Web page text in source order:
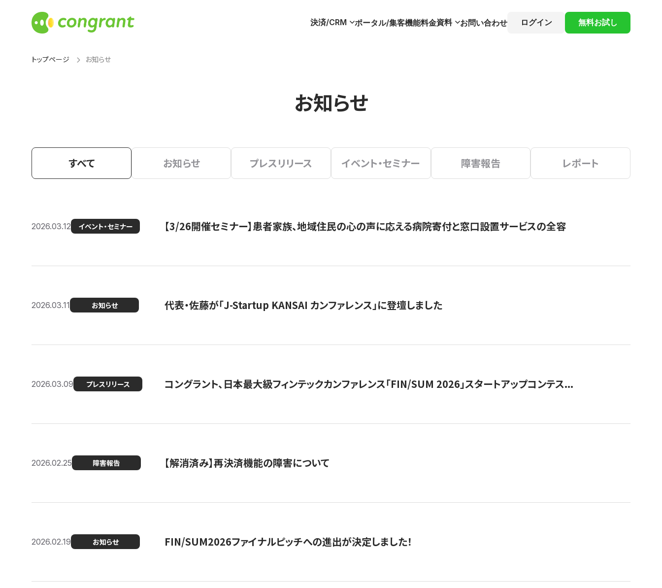
決済/CRM ポータル/集客機能料金資料 お問い合わせ ログイン 無料お試し
トップページ お知らせ
お知らせ
すべて お知らせ プレスリリース イベント・セミナー 障害報告 レポート
2026.03.12 イベント・セミナー 【3/26開催セミナー】患者家族、地域住民の心の声に応える病院寄付と窓口設置サービスの全容
2026.03.11 お知らせ 代表・佐藤が「J-Startup KANSAI カンファレンス」に登壇しました
2026.03.09 プレスリリース コングラント、日本最大級フィンテックカンファレンス「FIN/SUM 2026」スタートアップコンテス...
2026.02.25 障害報告 【解消済み】再決済機能の障害について
2026.02.19 お知らせ FIN/SUM2026ファイナルピッチへの進出が決定しました！